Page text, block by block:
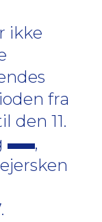
ikke
fra
den 11.
,